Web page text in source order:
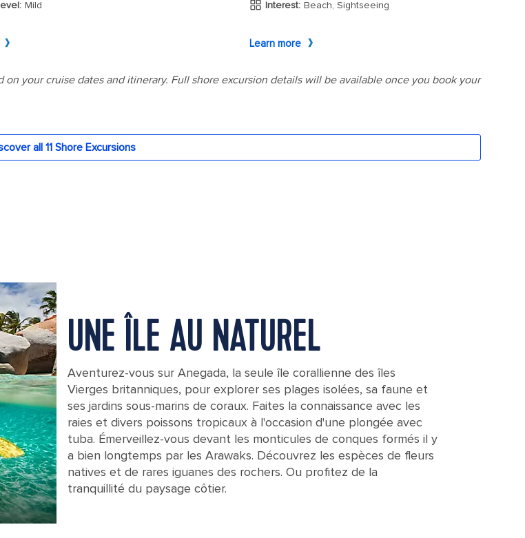
UNE ÎLE AU NATUREL
Aventurez-vous sur Anegada, la seule île corallienne des îles
Vierges britanniques, pour explorer ses plages isolées, sa faune et
ses jardins sous-marins de coraux. Faites la connaissance avec les
raies et divers poissons tropicaux à l'occasion d'une plongée avec
tuba. Émerveillez-vous devant les monticules de conques formés il y
a bien longtemps par les Arawaks. Découvrez les espèces de fleurs
natives et de rares iguanes des rochers. Ou profitez de la
tranquillité du paysage côtier.